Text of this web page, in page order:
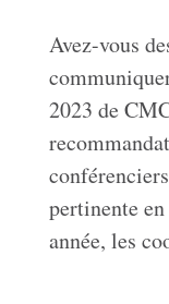
Avez-vous
2023 de
pertinente
année, les